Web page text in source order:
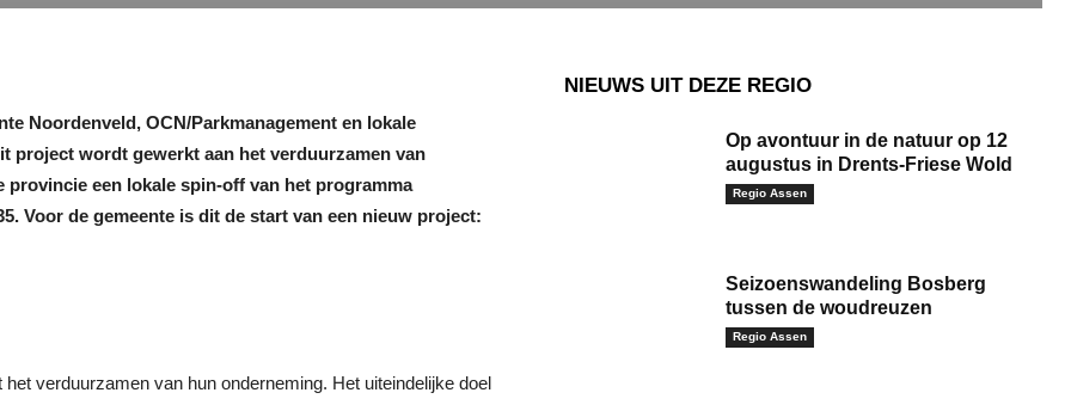
Noordenveld, OCN/Parkmanagement en lokale
project wordt gewerkt aan het verduurzamen van
een lokale spin-off van het programma
Voor de gemeente is dit de start van een nieuw project:
verduurzamen van hun onderneming. Het uiteindelijke doel
NIEUWS UIT DEZE REGIO
Op avontuur in de natuur op 12
augustus in Drents-Friese Wold
Regio Assen
Seizoenswandeling Bosberg
tussen de woudreuzen
Regio Assen